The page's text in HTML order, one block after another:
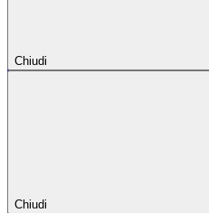
Chiudi
Chiudi